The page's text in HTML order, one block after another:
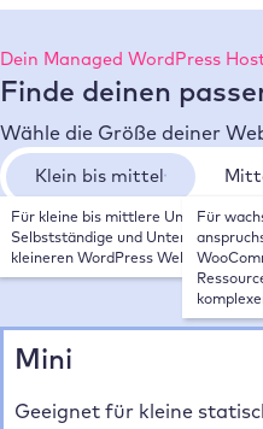
Dein Managed WordPress
Finde deinen
Wähle die Größe deiner
Klein bis mittel
Für kleine bis mittlere Unternehmen,
Selbstständige und Unternehmen
kleineren WordPress Websites.
Für
Mini
Geeignet für kleine